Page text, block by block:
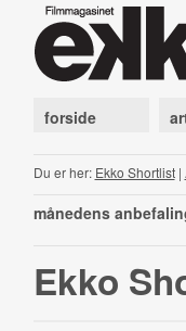
forside
Du er her: Ekko Shortlist|
månedens
Ekko